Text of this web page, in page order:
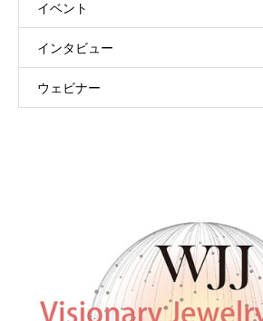
イベント
インタビュー
ウェビナー